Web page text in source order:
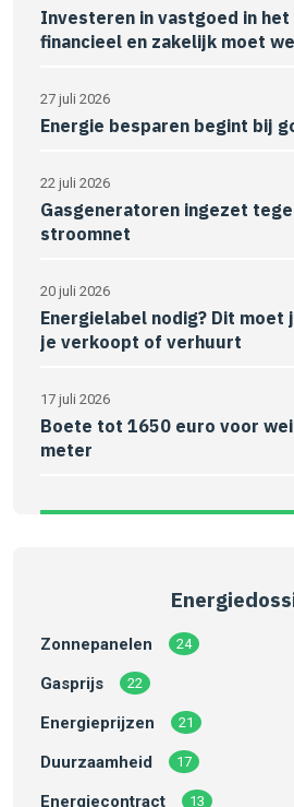
Investeren in vastgoed in
financieel en zakelijk moet
27 juli 2026
Energie besparen begint bij
22 juli 2026
Gasgeneratoren ingezet
stroomnet
20 juli 2026
Energielabel nodig? Dit
je verkoopt of verhuurt
17 juli 2026
Boete tot 1650 euro voor
meter
Zonnepanelen 24
Gasprijs 22
Energieprijzen 21
Duurzaamheid 17
Energiecontract 13